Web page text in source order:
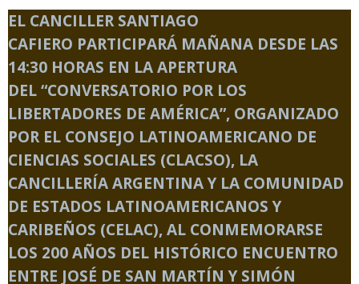
EL CANCILLERSANTIAGO
CAFIERO PARTICIPARÁ MAÑANA DESDE LAS
14:30 HORAS EN LA APERTURA
DEL“CONVERSATORIO POR LOS
LIBERTADORES DE AMÉRICA”, ORGANIZADO
POR EL CONSEJO LATINOAMERICANO DE
CIENCIAS SOCIALES (CLACSO), LA
CANCILLERÍA ARGENTINA Y LA COMUNIDAD
DE ESTADOS LATINOAMERICANOS Y
CARIBEÑOS (CELAC), AL CONMEMORARSE
LOS 200 AÑOS DEL HISTÓRICO ENCUENTRO
ENTRE JOSÉ DE SAN MARTÍN Y SIMÓN